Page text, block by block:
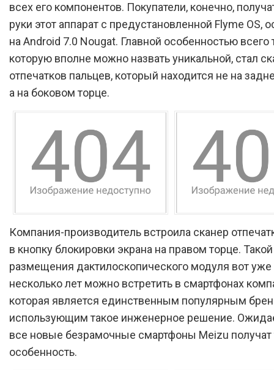
всех его компонентов. Покупатели, конечно,
руки этот аппарат с предустановленной Flyme OS,
на Android 7.0 Nougat. Главной особенностью всего
которую вполне можно назвать уникальной, стал
отпечатков пальцев, который находится не на
а на боковом торце.
Компания-производитель встроила сканер
в кнопку блокировки экрана на правом торце.
размещения дактилоскопического модуля вот уже
несколько лет можно встретить в смартфонах
которая является единственным популярным
использующим такое инженерное решение.
все новые безрамочные смартфоны Meizu получат
особенность.